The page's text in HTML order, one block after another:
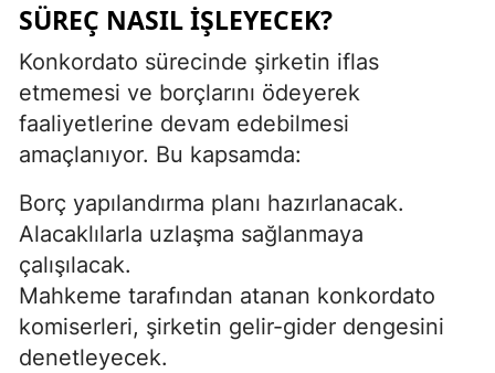
SÜREÇ NASIL İŞLEYECEK?
Konkordato sürecinde şirketin iflas
etmemesi ve borçlarını ödeyerek
faaliyetlerine devam edebilmesi
amaçlanıyor. Bu kapsamda:
Borç yapılandırma planı hazırlanacak.
Alacaklılarla uzlaşma sağlanmaya
çalışılacak.
Mahkeme tarafından atanan konkordato
komiserleri, şirketin gelir-gider dengesini
denetleyecek.